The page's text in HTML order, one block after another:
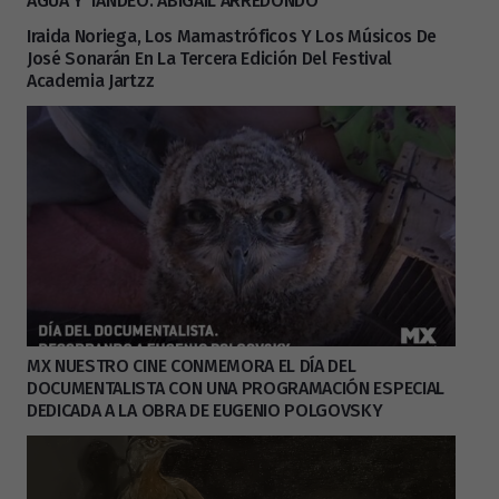
Iraida Noriega, Los Mamastróficos Y Los Músicos De
José Sonarán En La Tercera Edición Del Festival
Academia Jartzz
MX NUESTRO CINE CONMEMORA EL DÍA DEL
DOCUMENTALISTA CON UNA PROGRAMACIÓN ESPECIAL
DEDICADA A LA OBRA DE EUGENIO POLGOVSKY